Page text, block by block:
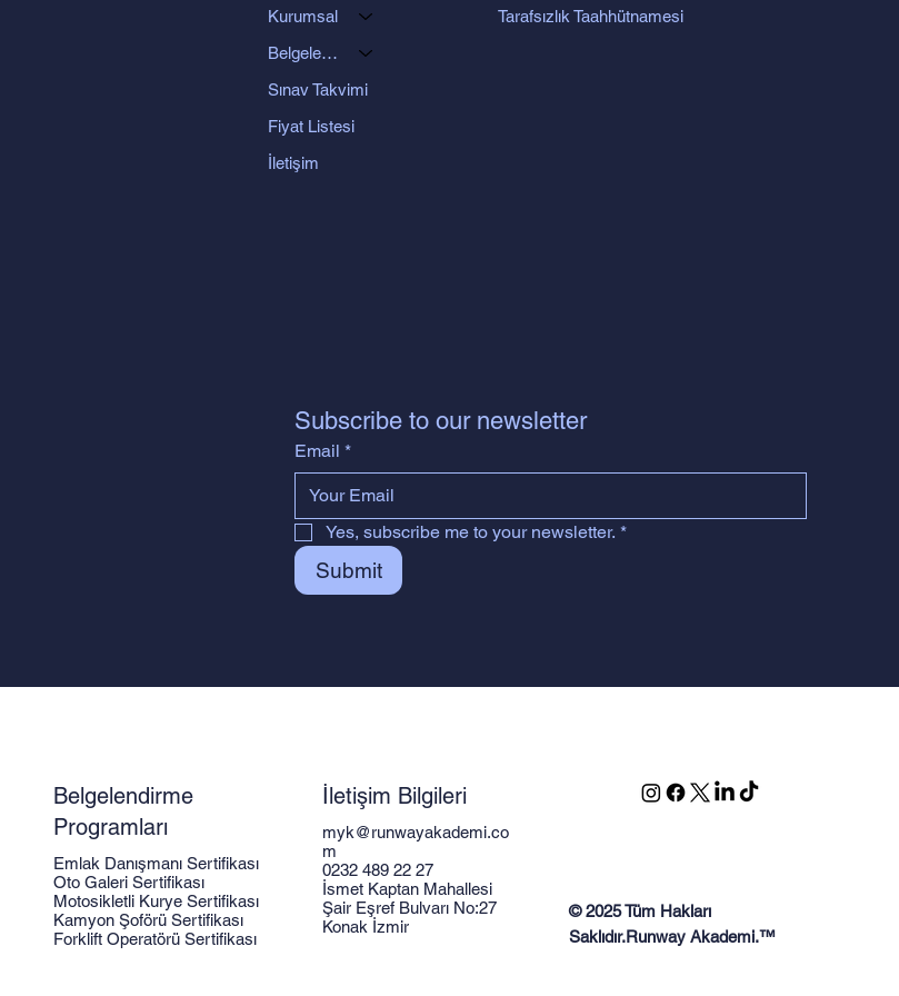
Kurumsal
Belgelendirme Programları
Sınav Takvimi
Fiyat Listesi
İletişim
Tarafsızlık Taahhütnamesi
Subscribe to our newsletter
Email *
Yes, subscribe me to your newsletter. *
Submit
Belgelendirme
Programları
Emlak Danışmanı Sertifikası
Oto Galeri Sertifikası
Motosikletli Kurye Sertifikası
Kamyon Şoförü Sertifikası
Forklift Operatörü Sertifikası
İletişim Bilgileri
myk@runwayakademi.co
m
0232 489 22 27
İsmet Kaptan Mahallesi
Şair Eşref Bulvarı No:27
Konak İzmir
© 2025 Tüm Hakları
Saklıdır.Runway Akademi.™